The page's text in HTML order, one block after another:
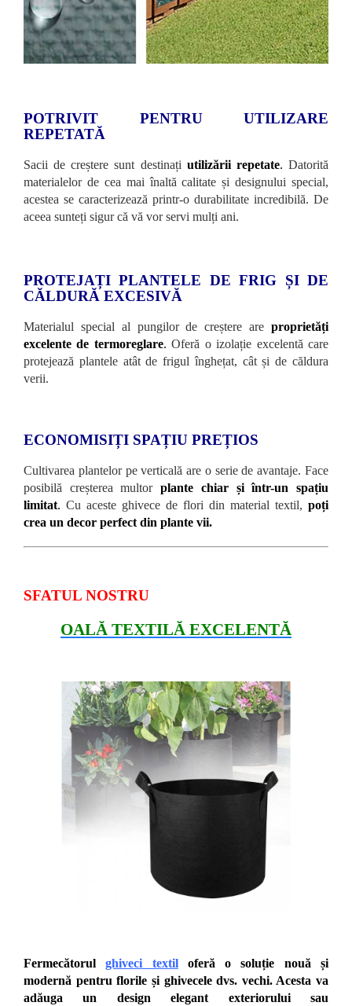
POTRIVIT PENTRU UTILIZARE
REPETATĂ
Sacii de creștere sunt destinați utilizării repetate. Datorită
materialelor de cea mai înaltă calitate și designului special,
acestea se caracterizează printr-o durabilitate incredibilă. De
aceea sunteți sigur că vă vor servi mulți ani.
PROTEJAȚI PLANTELE DE FRIG ȘI DE
CĂLDURĂ EXCESIVĂ
Materialul special al pungilor de creștere are proprietăți
excelente de termoreglare. Oferă o izolație excelentă care
protejează plantele atât de frigul înghețat, cât și de căldura
verii.
ECONOMISIȚI SPAȚIU PREȚIOS
Cultivarea plantelor pe verticală are o serie de avantaje. Face
posibilă creșterea multorplante chiar și într-un spațiu
limitat. Cu aceste ghivece de flori din material textil, poți
crea un decor perfect din plante vii.
SFATUL NOSTRU
OALĂ TEXTILĂ EXCELENTĂ
Fermecătorulghiveci textiloferă o soluție nouă și
modernă pentru florile și ghivecele dvs. vechi. Acesta va
adăuga un design elegant exteriorului sau